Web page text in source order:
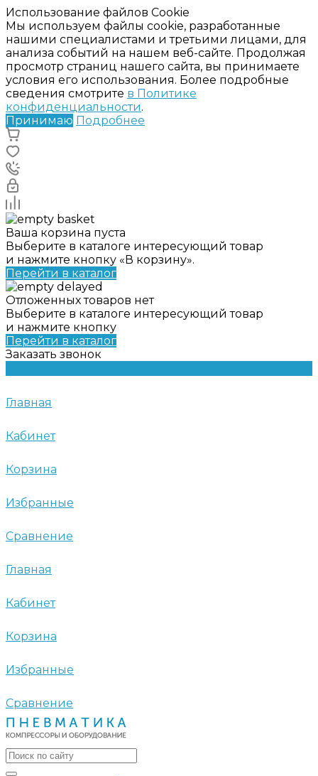
Использование файлов Cookie
Мы используем файлы cookie, разработанные
нашими специалистами и третьими лицами, для
анализа событий на нашем веб-сайте. Продолжая
просмотр страниц нашего сайта, вы принимаете
условия его использования. Более подробные
сведения смотрите в Политике
конфиденциальности.
Принимаю Подробнее
Ваша корзина пуста
Выберите в каталоге интересующий товар
и нажмите кнопку «В корзину».
Перейти в каталог
Отложенных товаров нет
Выберите в каталоге интересующий товар
и нажмите кнопку
Перейти в каталог
Заказать звонок
Главная
Кабинет
Корзина
Избранные
Сравнение
Главная
Кабинет
Корзина
Избранные
Сравнение